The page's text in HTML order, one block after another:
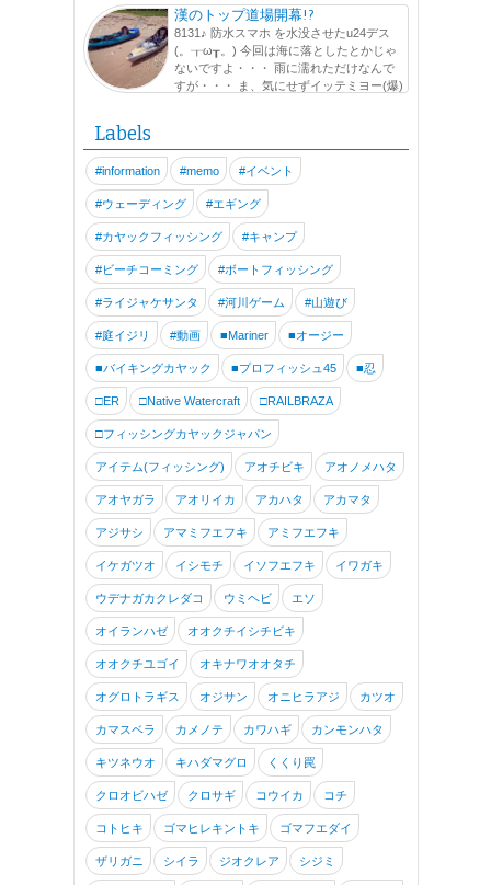
保管方法は、 屋内 に 平置き することだと思いますが ...
漢のトップ道場開幕!?
8131♪ 防水スマホ を水没させたu24デス
(。┰ω┰。) 今回は海に落としたとかじゃ
ないですよ・・・ 雨に濡れただけなんで
すが・・・ ま、気にせずイッテミヨー(爆)
Labels
#information #memo #イベント
#ウェーディング #エギング
#カヤックフィッシング #キャンプ
#ビーチコーミング #ボートフィッシング
#ライジャケサンタ #河川ゲーム #山遊び
#庭イジリ #動画 ■Mariner ■オージー
■バイキングカヤック ■プロフィッシュ45 ■忍
□ER □Native Watercraft □RAILBRAZA
□フィッシングカヤックジャパン
アイテム(フィッシング) アオチビキ アオノメハタ
アオヤガラ アオリイカ アカハタ アカマタ
アジサシ アマミフエフキ アミフエフキ
イケガツオ イシモチ イソフエフキ イワガキ
ウデナガカクレダコ ウミヘビ エソ
オイランハゼ オオクチイシチビキ
オオクチユゴイ オキナワオオタチ
オグロトラギス オジサン オニヒラアジ カツオ
カマスベラ カメノテ カワハギ カンモンハタ
キツネウオ キハダマグロ くくり罠
クロオビハゼ クロサギ コウイカ コチ
コトヒキ ゴマヒレキントキ ゴマフエダイ
ザリガニ シイラ ジオクレア シジミ